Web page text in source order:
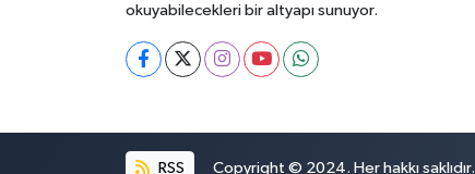
okuyabilecekleri bir altyapı sunuyor.
RSS Copyright © 2024. Her hakkı saklıdır.